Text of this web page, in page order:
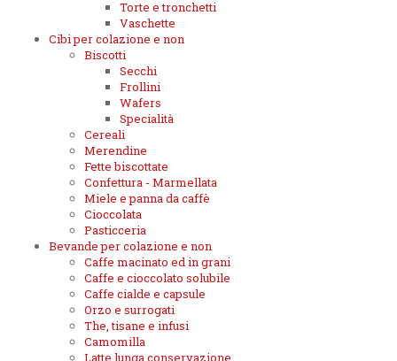
Torte e tronchetti
Vaschette
Cibi per colazione e non
Biscotti
Secchi
Frollini
Wafers
Specialità
Cereali
Merendine
Fette biscottate
Confettura - Marmellata
Miele e panna da caffè
Cioccolata
Pasticceria
Bevande per colazione e non
Caffe macinato ed in grani
Caffe e cioccolato solubile
Caffe cialde e capsule
Orzo e surrogati
The, tisane e infusi
Camomilla
Latte lunga conservazione